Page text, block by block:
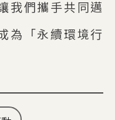
我們攜手共同邁
為「永續環境行